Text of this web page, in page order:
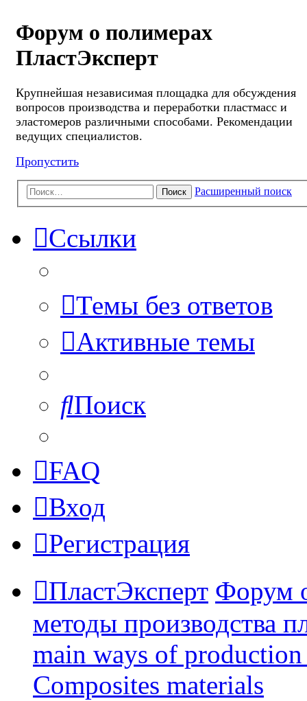
Форум о полимерах
ПластЭксперт
Крупнейшая независимая площадка для обсуждения
вопросов производства и переработки пластмасс и
эластомеров различными способами. Рекомендации
ведущих специалистов.
Пропустить
Поиск Расширенный поиск
Ссылки
Темы без ответов
Активные темы
Поиск
FAQ
Вход
Регистрация
ПластЭксперт Форум
методы производства
main ways of
Сomposites materials